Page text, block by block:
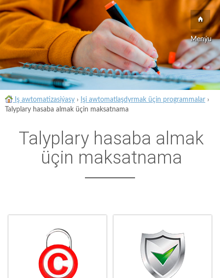
Menýu
Iş awtomatizasiýasy › Işi awtomatlaşdyrmak üçin programmalar ›
Talyplary hasaba almak üçin maksatnama
Talyplary hasaba almak
üçin maksatnama